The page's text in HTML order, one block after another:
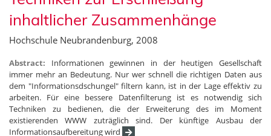
inhaltlicher Zusammenhänge
Hochschule Neubrandenburg, 2008
Abstract: Informationen gewinnen in der heutigen Gesellschaft
immer mehr an Bedeutung. Nur wer schnell die richtigen Daten aus
dem "Informationsdschungel" filtern kann, ist in der Lage effektiv zu
arbeiten. Für eine bessere Datenfilterung ist es notwendig sich
Techniken zu bedienen, die der Erweiterung des im Moment
existierenden WWW zuträglich sind. Der künftige Ausbau der
Informationsaufbereitung wird